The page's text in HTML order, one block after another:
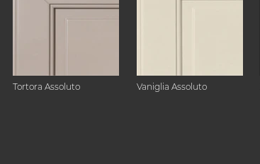
Tortora Assoluto Vaniglia Assoluto